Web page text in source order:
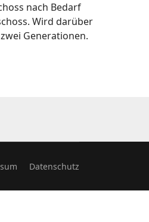
nach Bedarf
Wird darüber
Generationen.
Datenschutz